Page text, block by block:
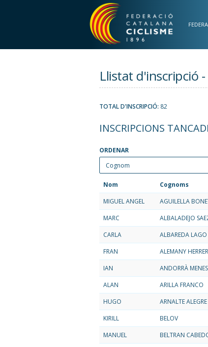
Llistat d'inscripció
TOTAL D'INSCRIPCIÓ: 82
INSCRIPCIONS
ORDENAR
Nom Cognoms
MIGUEL ANGEL
AGUILELLA
MARC
ALBALADEJO
CARLA
ALBAREDA LAGO
FRAN
ALEMANY
IAN
ANDORRÀ
ALAN
ARILLA FRANCO
HUGO
ARNALTE ALEGRE
KIRILL
BELOV
MANUEL
BELTRAN